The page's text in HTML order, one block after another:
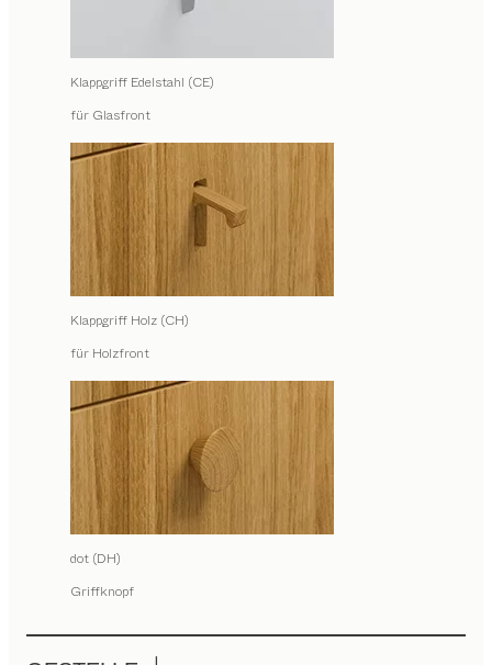
Klappgriff Edelstahl (CE)
für Glasfront
Klappgriff Holz (CH)
für Holzfront
dot (DH)
Griffknopf